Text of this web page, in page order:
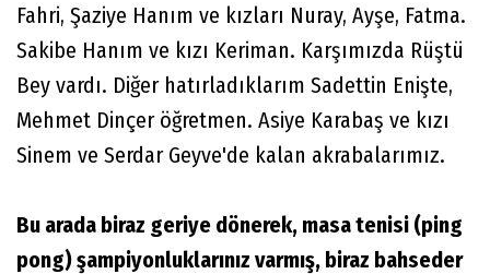
Fahri, Şaziye Hanım ve kızları Nuray, Ayşe, Fatma.
Sakibe Hanım ve kızı Keriman. Karşımızda Rüştü
Bey vardı. Diğer hatırladıklarım Sadettin Enişte,
Mehmet Dinçer öğretmen. Asiye Karabaş ve kızı
Sinem ve Serdar Geyve'de kalan akrabalarımız.
Bu arada biraz geriye dönerek, masa tenisi (ping
pong) şampiyonluklarınız varmış, biraz bahseder